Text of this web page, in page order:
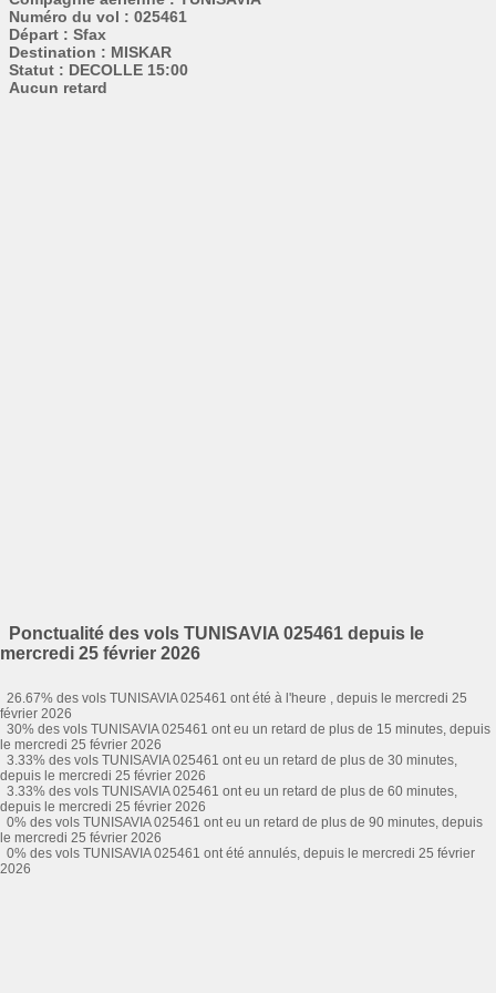
Numéro du vol : 025461
Départ : Sfax
Destination : MISKAR
Statut : DECOLLE 15:00
Aucun retard
Ponctualité des vols TUNISAVIA 025461 depuis le
mercredi 25 février 2026
26.67% des vols TUNISAVIA 025461 ont été à l'heure , depuis le mercredi 25
février 2026
30% des vols TUNISAVIA 025461 ont eu un retard de plus de 15 minutes, depuis
le mercredi 25 février 2026
3.33% des vols TUNISAVIA 025461 ont eu un retard de plus de 30 minutes,
depuis le mercredi 25 février 2026
3.33% des vols TUNISAVIA 025461 ont eu un retard de plus de 60 minutes,
depuis le mercredi 25 février 2026
0% des vols TUNISAVIA 025461 ont eu un retard de plus de 90 minutes, depuis
le mercredi 25 février 2026
0% des vols TUNISAVIA 025461 ont été annulés, depuis le mercredi 25 février
2026